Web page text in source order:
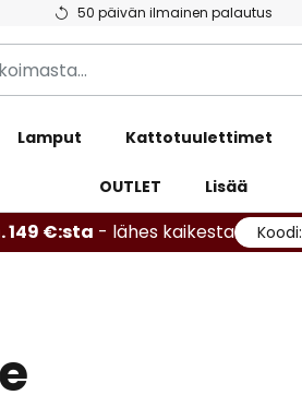
50 päivän ilmainen palautus
Lamput Kattotuulettimet
OUTLET Lisää
149 €:sta - lähes kaikesta Koodi: